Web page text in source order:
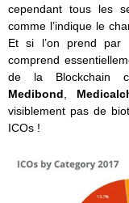
cependant tous les
comme l’indique le
Et si l’on prend par
comprend
de la Blockchain
Medibond,
visiblement pas de
ICOs !